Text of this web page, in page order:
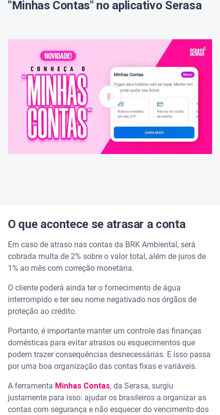
"Minhas Contas" no aplicativo Serasa
O que acontece se atrasar a conta
Em caso de atraso nas contas da BRK Ambiental, será
cobrada multa de 2% sobre o valor total, além de juros de
1% ao mês com correção monetária.
O cliente poderá ainda ter o fornecimento de água
interrompido e ter seu nome negativado nos órgãos de
proteção ao crédito.
Portanto, é importante manter um controle das finanças
domésticas para evitar atrasos ou esquecimentos que
podem trazer consequências desnecessárias. E isso passa
por uma boa organização das contas fixas e variáveis.
A ferramenta Minhas Contas, da Serasa, surgiu
justamente para isso: ajudar os brasileiros a organizar as
contas com segurança e não esquecer do vencimento dos